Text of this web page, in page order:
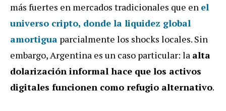
más fuertes en mercados tradicionales que en el
universo cripto, donde la liquidez global
amortigua parcialmente los shocks locales. Sin
embargo, Argentina es un caso particular: la alta
dolarización informal hace que los activos
digitales funcionen como refugio alternativo.